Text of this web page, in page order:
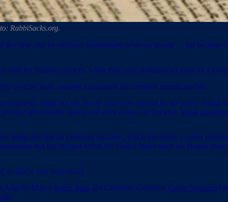
RabbiSacks.org.
time, not for celebrity shenanigans or movie gossip — but because
for Shabbat services, when they were suddenly set upon by a
over the head, causing a laceration that required several stitches.
response, Silagi ran off, but he was soon arrested by the police. Silagi
great bodily injury, and elder abuse. On Tuesday, Silagi pled not
Silagi also has an extensive rap sheet, and is obviously a career
that has erupted across the United States since the Hamas-
no Jew is safe from attack.
Angeles Mayor Karen Bass and California Governor Gavin Newsom